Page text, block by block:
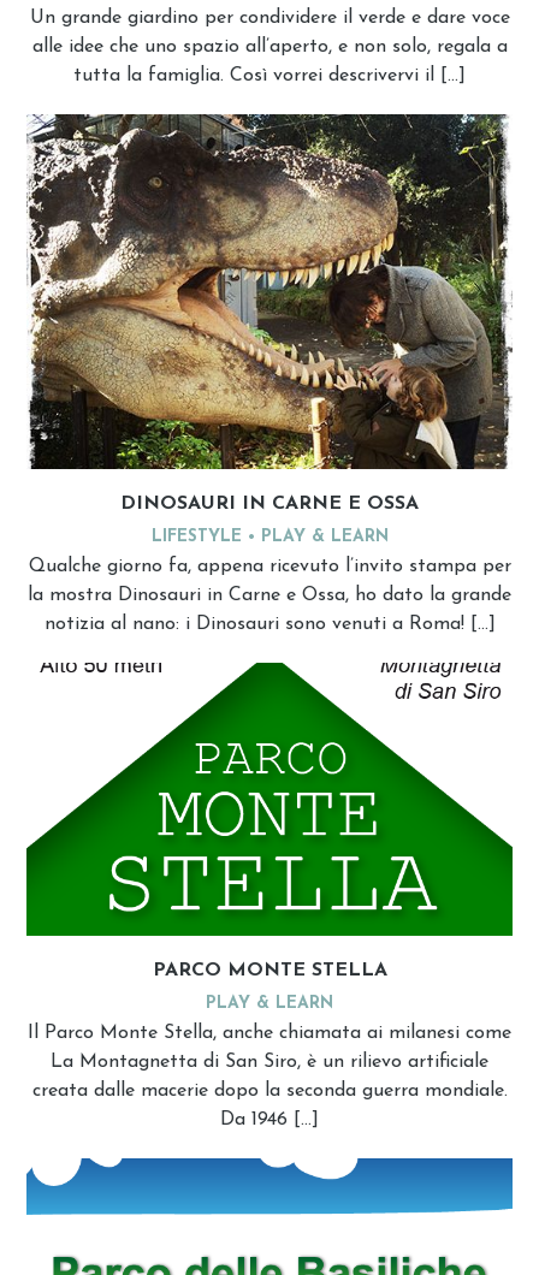
Un grande giardino per condividere il verde e dare voce
alle idee che uno spazio all’aperto, e non solo, regala a
tutta la famiglia. Così vorrei descrivervi il […]
DINOSAURI IN CARNE E OSSA
LIFESTYLE PLAY & LEARN
Qualche giorno fa, appena ricevuto l’invito stampa per
la mostra Dinosauri in Carne e Ossa, ho dato la grande
notizia al nano: i Dinosauri sono venuti a Roma! […]
PARCO MONTE STELLA
PLAY & LEARN
Il Parco Monte Stella, anche chiamata ai milanesi come
La Montagnetta di San Siro, è un rilievo artificiale
creata dalle macerie dopo la seconda guerra mondiale.
Da 1946 […]